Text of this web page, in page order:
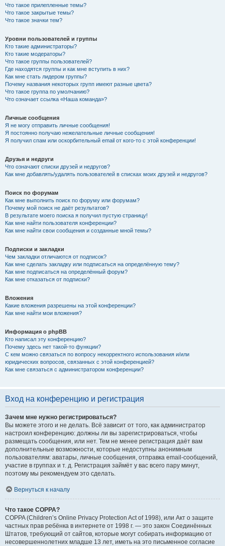
Что такое прилепленные темы?
Что такое закрытые темы?
Что такое значки тем?
Уровни пользователей и группы
Кто такие администраторы?
Кто такие модераторы?
Что такое группы пользователей?
Где находятся группы и как мне вступить в них?
Как мне стать лидером группы?
Почему названия некоторых групп имеют разные цвета?
Что такое группа по умолчанию?
Что означает ссылка «Наша команда»?
Личные сообщения
Я не могу отправить личные сообщения!
Я постоянно получаю нежелательные личные сообщения!
Я получил спам или оскорбительный email от кого-то с этой конференции!
Друзья и недруги
Что означают списки друзей и недругов?
Как мне добавлять/удалять пользователей в списках моих друзей и недругов?
Поиск по форумам
Как мне выполнить поиск по форуму или форумам?
Почему мой поиск не даёт результатов?
В результате моего поиска я получил пустую страницу!
Как мне найти пользователя конференции?
Как мне найти свои сообщения и созданные мной темы?
Подписки и закладки
Чем закладки отличаются от подписок?
Как мне сделать закладку или подписаться на определённую тему?
Как мне подписаться на определённый форум?
Как мне отказаться от подписки?
Вложения
Какие вложения разрешены на этой конференции?
Как мне найти мои вложения?
Информация о phpBB
Кто написал эту конференцию?
Почему здесь нет такой-то функции?
С кем можно связаться по вопросу некорректного использования и/или
юридических вопросов, связанных с этой конференцией?
Как мне связаться с администратором конференции?
Вход на конференцию и регистрация
Зачем мне нужно регистрироваться?
Вы можете этого и не делать. Всё зависит от того, как администратор
настроил конференцию: должны ли вы зарегистрироваться, чтобы
размещать сообщения, или нет. Тем не менее регистрация даёт вам
дополнительные возможности, которые недоступны анонимным
пользователям: аватары, личные сообщения, отправка email-сообщений,
участие в группах и т. д. Регистрация займёт у вас всего пару минут,
поэтому мы рекомендуем это сделать.
Вернуться к началу
Что такое COPPA?
COPPA (Children’s Online Privacy Protection Act of 1998), или Акт о защите
частных прав ребёнка в интернете от 1998 г. — это закон Соединённых
Штатов, требующий от сайтов, которые могут собирать информацию от
несовершеннолетних младше 13 лет, иметь на это письменное согласие